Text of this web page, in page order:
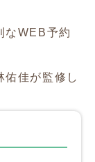
なWEB予約
佑佳が監修し